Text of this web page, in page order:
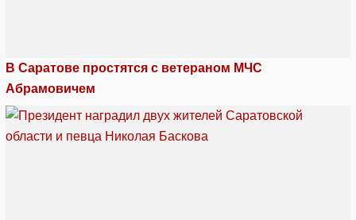
В Саратове простятся с ветераном МЧС
Абрамовичем